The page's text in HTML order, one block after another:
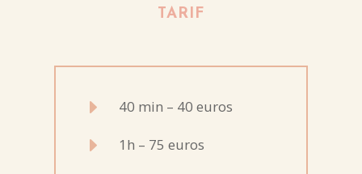
TARIF
E 40 min – 40 euros
E 1h – 75 euros